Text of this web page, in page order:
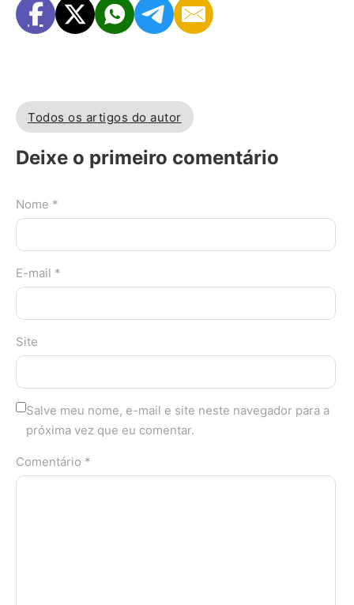
Todos os artigos do autor
Deixe o primeiro comentário
Nome *
E-mail *
Site
Salve meu nome, e-mail e site neste navegador para a
próxima vez que eu comentar.
Comentário *